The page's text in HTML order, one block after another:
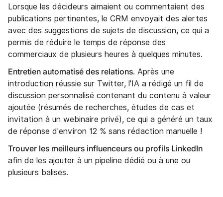
Lorsque les décideurs aimaient ou commentaient des
publications pertinentes, le CRM envoyait des alertes
avec des suggestions de sujets de discussion, ce qui a
permis de réduire le temps de réponse des
commerciaux de plusieurs heures à quelques minutes.
Entretien automatisé des relations. Après une
introduction réussie sur Twitter, l'IA a rédigé un fil de
discussion personnalisé contenant du contenu à valeur
ajoutée (résumés de recherches, études de cas et
invitation à un webinaire privé), ce qui a généré un taux
de réponse d'environ 12 % sans rédaction manuelle !
Trouver les meilleurs influenceurs ou profils LinkedIn
afin de les ajouter à un pipeline dédié ou à une ou
plusieurs balises.